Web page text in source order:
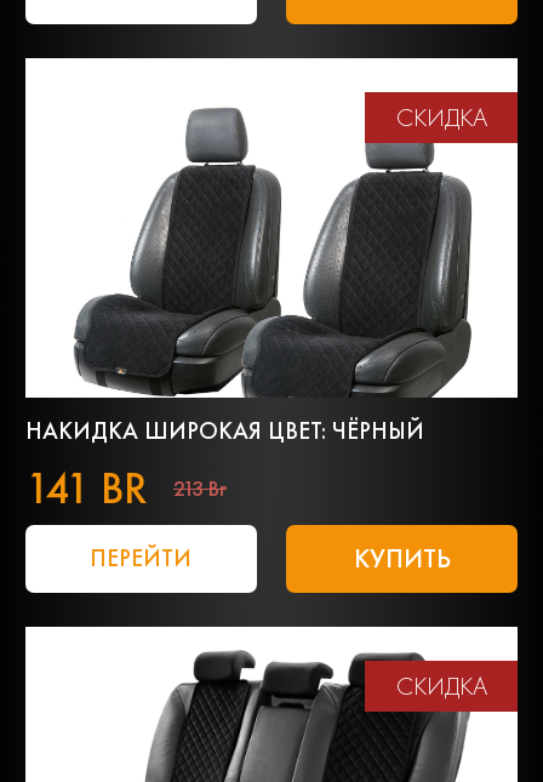
СКИДКА
НАКИДКА ШИРОКАЯ ЦВЕТ: ЧЁРНЫЙ
141 BR 213 Br
ПЕРЕЙТИ КУПИТЬ
СКИДКА